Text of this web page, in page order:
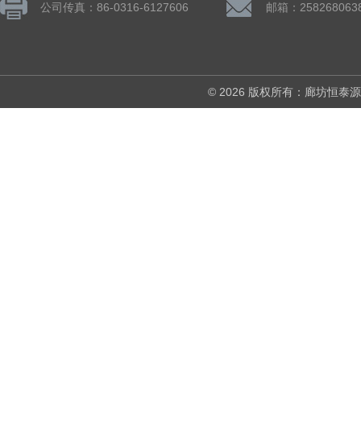
公司传真：86-0316-6127606 邮箱：
© 2026 版权所有：廊坊恒泰